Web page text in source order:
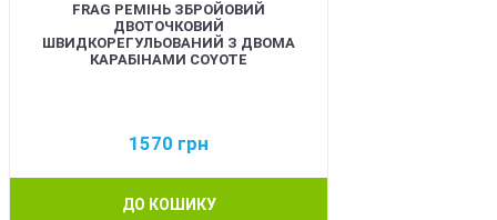
FRAG РЕМІНЬ ЗБРОЙОВИЙ
ДВОТОЧКОВИЙ
ШВИДКОРЕГУЛЬОВАНИЙ З ДВОМА
КАРАБІНАМИ COYOTE
1570 грн
ДО КОШИКУ